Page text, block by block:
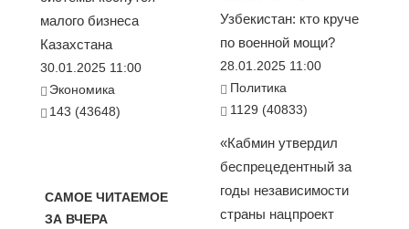
малого бизнеса
Казахстана
30.01.2025 11:00
Экономика
143 (43648)
САМОЕ ЧИТАЕМОЕ
ЗА ВЧЕРА
Узбекистан: кто круче
по военной мощи?
28.01.2025 11:00
Политика
1129 (40833)
«Кабмин утвердил
беспрецедентный за
годы независимости
страны нацпроект